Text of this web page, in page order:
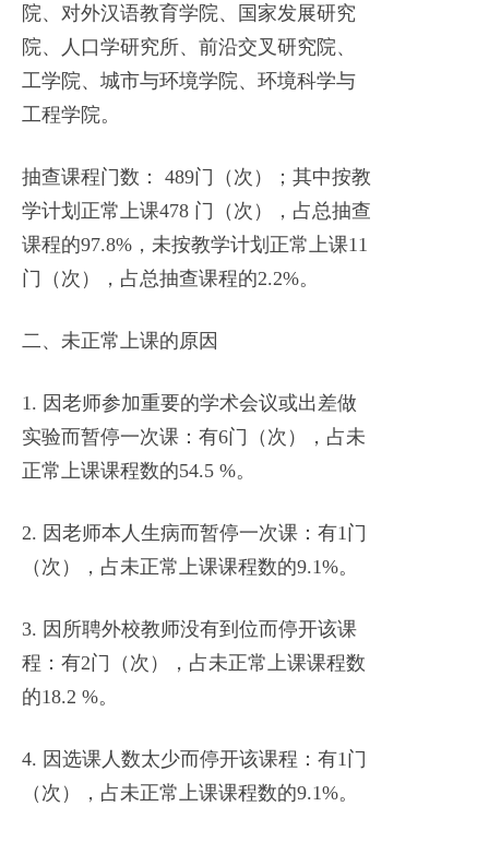
院、对外汉语教育学院、国家发展研究
院、人口学研究所、前沿交叉研究院、
工学院、城市与环境学院、环境科学与
工程学院。
抽查课程门数： 489门（次）；其中按教
学计划正常上课478 门（次），占总抽查
课程的97.8%，未按教学计划正常上课11
门（次），占总抽查课程的2.2%。
二、未正常上课的原因
1. 因老师参加重要的学术会议或出差做
实验而暂停一次课：有6门（次），占未
正常上课课程数的54.5 %。
2. 因老师本人生病而暂停一次课：有1门
（次），占未正常上课课程数的9.1%。
3. 因所聘外校教师没有到位而停开该课
程：有2门（次），占未正常上课课程数
的18.2 %。
4. 因选课人数太少而停开该课程：有1门
（次），占未正常上课课程数的9.1%。